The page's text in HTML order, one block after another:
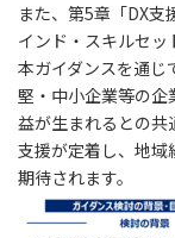
また、第5章「DX支
インド・スキルセッ
本ガイダンスを通じ
堅・中小企業等の企
益が生まれるとの共
支援が定着し、地
期待されます。